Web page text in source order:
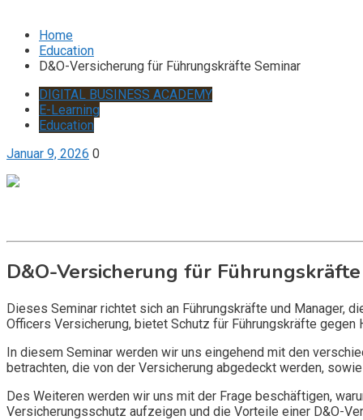
Home
Education
D&O-Versicherung für Führungskräfte Seminar
DIGITAL BUSINESS ACADEMY
E-Learning
Education
Januar 9, 2026 0
D&O-Versicherung für
Dieses Seminar richtet sich an Führungskräfte und Manager,
Officers Versicherung, bietet Schutz für Führungskräfte
In diesem Seminar werden wir uns eingehend mit den
betrachten, die von der Versicherung abgedeckt werden,
Des Weiteren werden wir uns mit der Frage beschäftigen,
Versicherungsschutz aufzeigen und die Vorteile einer D&O-